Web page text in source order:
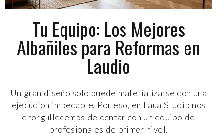
Tu Equipo: Los Mejores
Albañiles para Reformas en
Laudio
Un gran diseño solo puede materializarse con una
ejecución impecable. Por eso, en Laua Studio nos
enorgullecemos de contar con un equipo de
profesionales de primer nivel.